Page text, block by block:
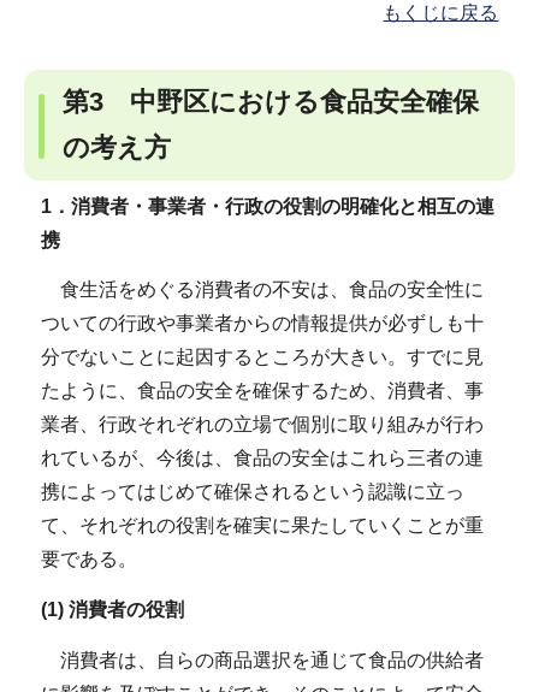
もくじに戻る
第3 中野区における食品安全確保
の考え方
1．消費者・事業者・行政の役割の明確化と相互の連
携
食生活をめぐる消費者の不安は、食品の安全性に
ついての行政や事業者からの情報提供が必ずしも十
分でないことに起因するところが大きい。すでに見
たように、食品の安全を確保するため、消費者、事
業者、行政それぞれの立場で個別に取り組みが行わ
れているが、今後は、食品の安全はこれら三者の連
携によってはじめて確保されるという認識に立っ
て、それぞれの役割を確実に果たしていくことが重
要である。
(1) 消費者の役割
消費者は、自らの商品選択を通じて食品の供給者